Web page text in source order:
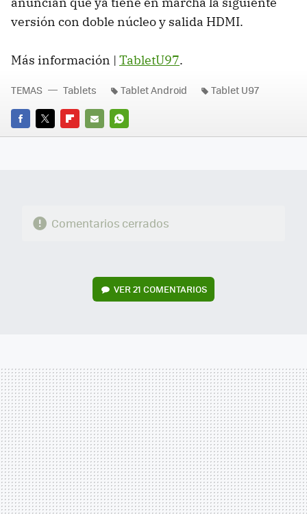
versión con doble núcleo y salida HDMI.
Más información | TabletU97.
FACEBOOK
TWITTERFLIPBOARD
E-
WHATSAPP
TEMAS Tablets Tablet Android Tablet U97
Comentarios cerrados
VER21 COMENTARIOS